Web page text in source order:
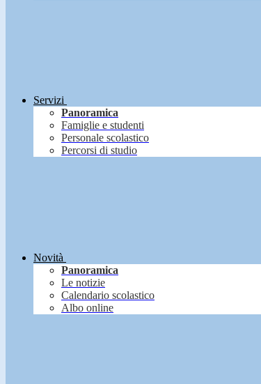
Servizi
Panoramica
Famiglie e studenti
Personale scolastico
Percorsi di studio
Novità
Panoramica
Le notizie
Calendario scolastico
Albo online